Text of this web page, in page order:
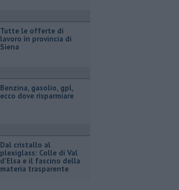
​Tutte le offerte di
lavoro in provincia di
Siena
​Benzina, gasolio, gpl,
ecco dove risparmiare
Dal cristallo al
plexiglass: Colle di Val
d’Elsa e il fascino della
materia trasparente